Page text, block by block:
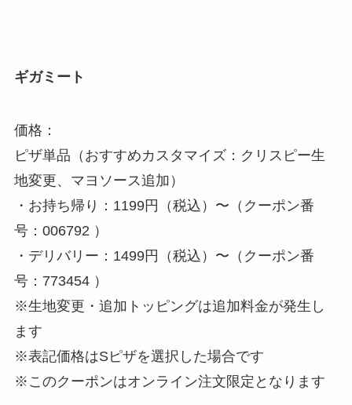
ギガミート
価格：
ピザ単品（おすすめカスタマイズ：クリスピー生
地変更、マヨソース追加）
・お持ち帰り：1199円（税込）〜（クーポン番
号：006792 ）
・デリバリー：1499円（税込）〜（クーポン番
号：773454 ）
※生地変更・追加トッピングは追加料金が発生し
ます
※表記価格はSピザを選択した場合です
※このクーポンはオンライン注文限定となります